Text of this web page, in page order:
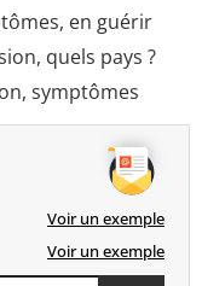
en guérir
quels pays ?
symptômes
Voir un exemple
Voir un exemple